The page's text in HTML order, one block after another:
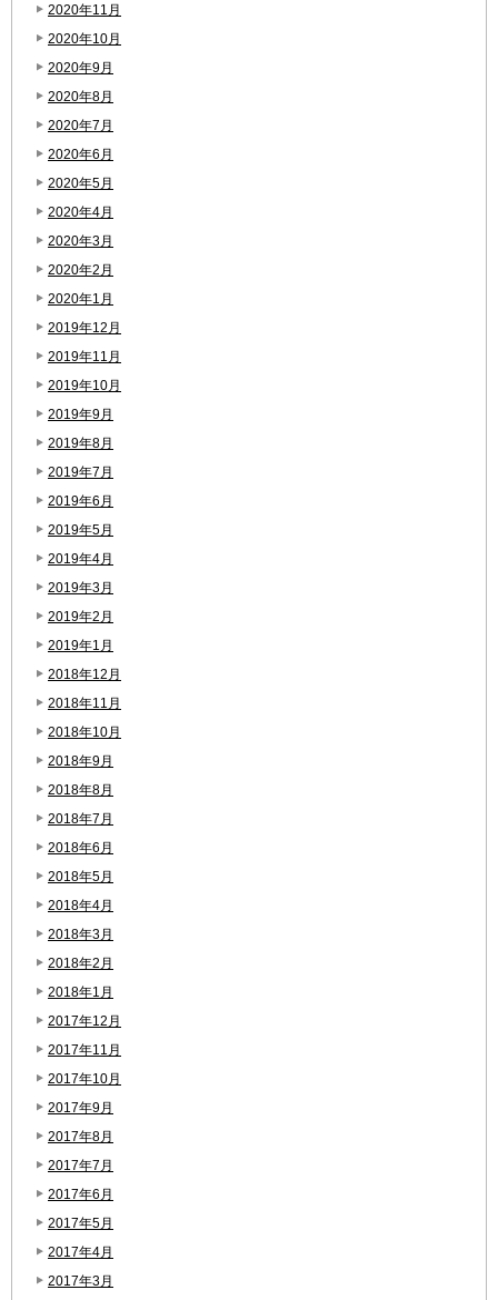
2020年11月
2020年10月
2020年9月
2020年8月
2020年7月
2020年6月
2020年5月
2020年4月
2020年3月
2020年2月
2020年1月
2019年12月
2019年11月
2019年10月
2019年9月
2019年8月
2019年7月
2019年6月
2019年5月
2019年4月
2019年3月
2019年2月
2019年1月
2018年12月
2018年11月
2018年10月
2018年9月
2018年8月
2018年7月
2018年6月
2018年5月
2018年4月
2018年3月
2018年2月
2018年1月
2017年12月
2017年11月
2017年10月
2017年9月
2017年8月
2017年7月
2017年6月
2017年5月
2017年4月
2017年3月